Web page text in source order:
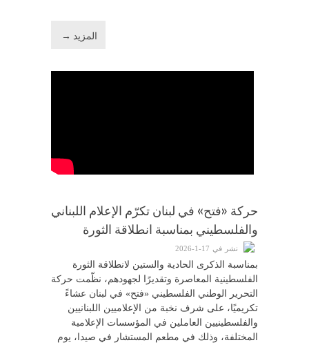
المزيد →
حركة «فتح» في لبنان تكرّم الإعلام اللبناني
والفلسطيني بمناسبة انطلاقة الثورة
نشر في 17-1-2026
بمناسبة الذكرى الحادية والستين لانطلاقة الثورة
الفلسطينية المعاصرة وتقديرًا لجهودهم، نظّمت حركة
التحرير الوطني الفلسطيني «فتح» في لبنان عشاءً
تكريميًا، على شرف نخبة من الإعلاميين اللبنانيين
والفلسطينيين العاملين في المؤسسات الإعلامية
المختلفة، وذلك في مطعم المستشار في صيدا، يوم